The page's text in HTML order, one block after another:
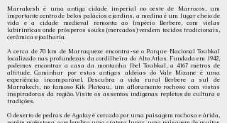
Marrakesh é uma antiga cidade imperial no oeste de Marrocos, um
importante centro de belos palácios e jardins, a medina é um lugar cheio de
vida e a cidade medieval remonta ao Império Berbere, com vielas
labirínticas onde prósperos souks (mercados) vendem tecidos tradicionais,
cerâmica e joalharia.
A cerca de 70 km de Marraquexe encontra-se o Parque Nacional Toubkal
localizado nas profundezas da cordilheira do Alto Atlas. Fundada em 1942,
podemos encontrar a casa da montanha Jbel Toubkal, a 4167 metros de
altitude. Caminhar por estas antigas aldeias do Vale Mizane é uma
experiência incomparável. Descubra a vida rural Berbere a sul de
Marrakech, no famoso Kik Plateau, um afloramento rochoso com vistas
inspiradoras da região. Visite os assentos indígenas repletos de cultura e
tradições.
O deserto de pedras de Agafay é cercado por uma paisagem rochosa e árida,